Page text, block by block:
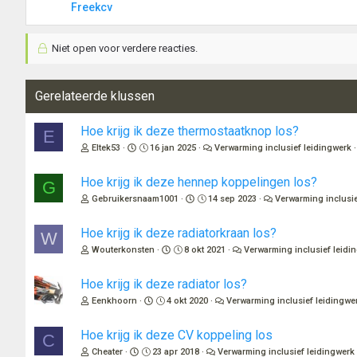
Freekcv
Niet open voor verdere reacties.
Gerelateerde klussen
E Hoe krijg ik deze thermostaatknop los?
Eltek53 16 jan 2025 Verwarming inclusief leidingwerk
G Hoe krijg ik deze hennep koppelingen los?
Gebruikersnaam1001 14 sep 2023 Verwarming
W Hoe krijg ik deze radiatorkraan los?
Wouterkonsten 8 okt 2021 Verwarming inclusief
Hoe krijg ik deze radiator los?
Eenkhoorn 4 okt 2020 Verwarming inclusief
C Hoe krijg ik deze CV koppeling los
Cheater 23 apr 2018 Verwarming inclusief leidingwerk